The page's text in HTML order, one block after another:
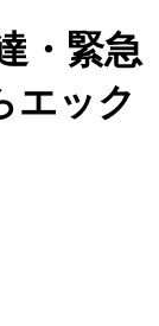
・緊急
エック